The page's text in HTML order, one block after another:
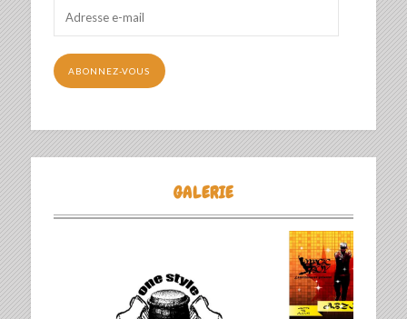
Adresse
e-
mail
ABONNEZ-VOUS
GALERIE